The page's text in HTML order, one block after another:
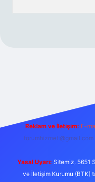
Reklam ve İletişim: E-
forumhizmeti@gmail.com
Yasal Uyarı: Sitemiz, 5651
ve İletişim Kurumu (BTK)